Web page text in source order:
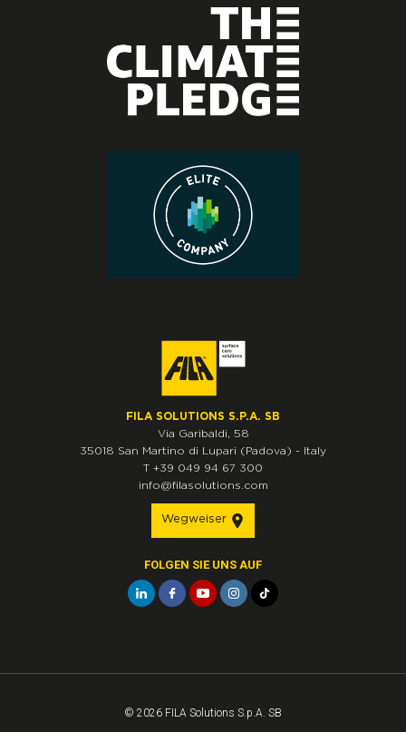
FILA SOLUTIONS S.P.A. SB
Via Garibaldi, 58
35018 San Martino di Lupari (Padova) - Italy
T +39 049 94 67 300
info@filasolutions.com
Wegweiser
FOLGEN SIE UNS AUF
© 2026 FILA Solutions S.p.A. SB